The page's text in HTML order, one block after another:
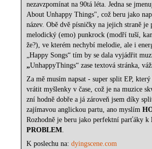
nezavzpomínat na 90tá léta. Jedna se
About Unhappy Things", což beru jako
název. Obě dvě písničky na jejich straně je
melodický (emo) punkrock (modří tuší,
že?), ve kterém nechybí melodie, ale i
„Happy Songs“ tím by se dala vyjádřit
„UnhappyThings“ zase textová stránka,
Za mě musím napsat - super split EP,
vrátit myšlenky v čase, což je na muzice
zní hodně dobře a já zároveň jsem díky
zajímavou anglickou partu, ano myslím
Rozhodně je beru jako perfektní parťáky k
PROBLEM.
K poslechu na:dyingscene.com